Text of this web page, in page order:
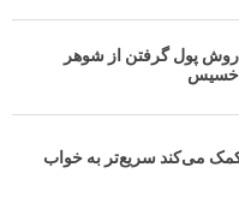
روش پول گرفتن از شوهر
خسیس
می‌کند سریع‌تر به خواب